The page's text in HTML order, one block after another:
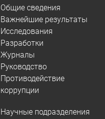
Общие сведения
Важнейшие результаты
Исследования
Разработки
Журналы
Руководство
Противодействие
коррупции
Научные подразделения